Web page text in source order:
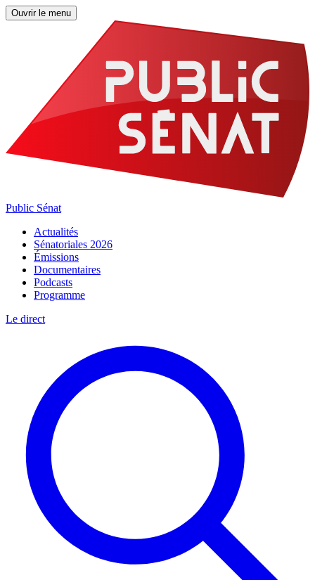
Ouvrir le menu
Public Sénat
Actualités
Sénatoriales 2026
Émissions
Documentaires
Podcasts
Programme
Le direct